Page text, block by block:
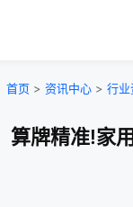
首页 > 资讯中心 > 行业
算牌精准!家